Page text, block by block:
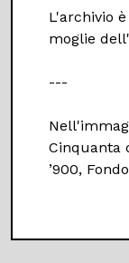
L'archivio
moglie
---
Cinquanta
’900,